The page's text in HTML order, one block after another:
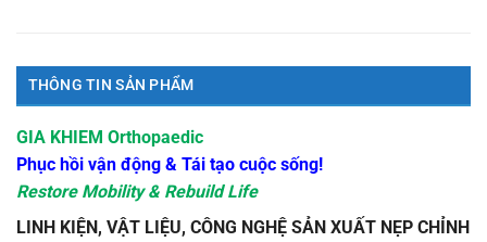
THÔNG TIN SẢN PHẨM
GIA KHIEM Orthopaedic
Phục hồi vận động & Tái tạo cuộc sống!
Restore Mobility & Rebuild Life
LINH KIỆN, VẬT LIỆU, CÔNG NGHỆ SẢN XUẤT NẸP CHỈNH